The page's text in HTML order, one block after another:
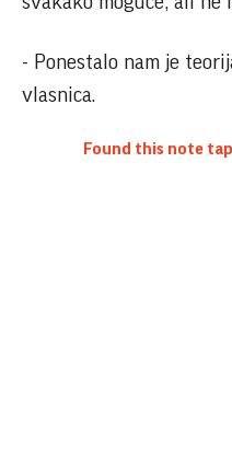
- Ponestalo nam je
vlasnica.
Found this note